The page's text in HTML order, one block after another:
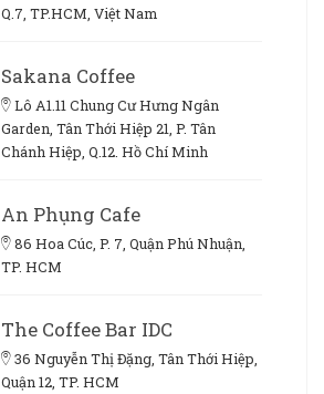
Q.7, TP.HCM, Việt Nam
Sakana Coffee
Lô A1.11 Chung Cư Hưng Ngân
Garden, Tân Thới Hiệp 21, P. Tân
Chánh Hiệp, Q.12. Hồ Chí Minh
An Phụng Cafe
86 Hoa Cúc, P. 7, Quận Phú Nhuận,
TP. HCM
The Coffee Bar IDC
36 Nguyễn Thị Đặng, Tân Thới Hiệp,
Quận 12, TP. HCM